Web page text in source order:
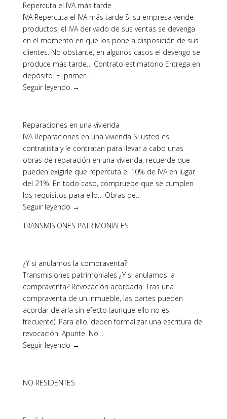
Repercuta el IVA más tarde
IVA Repercuta el IVA más tarde Si su empresa vende
productos, el IVA derivado de sus ventas se devenga
en el momento en que los pone a disposición de sus
clientes. No obstante, en algunos casos el devengo se
produce más tarde… Contrato estimatorio Entrega en
depósito. El primer…
Seguir leyendo →
Reparaciones en una vivienda
IVA Reparaciones en una vivienda Si usted es
contratista y le contratan para llevar a cabo unas
obras de reparación en una vivienda, recuerde que
pueden exigirle que repercuta el 10% de IVA en lugar
del 21%. En todo caso, compruebe que se cumplen
los requisitos para ello… Obras de…
Seguir leyendo →
TRANSMISIONES PATRIMONIALES
¿Y si anulamos la compraventa?
Transmisiones patrimoniales ¿Y si anulamos la
compraventa? Revocación acordada. Tras una
compraventa de un inmueble, las partes pueden
acordar dejarla sin efecto (aunque ello no es
frecuente). Para ello, deben formalizar una escritura de
revocación. Apunte. No…
Seguir leyendo →
NO RESIDENTES